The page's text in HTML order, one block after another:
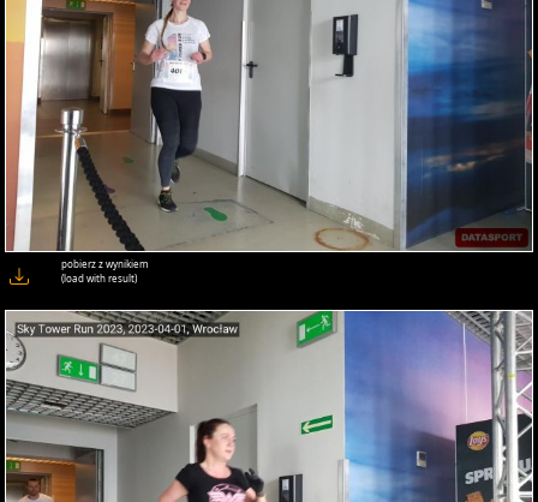
pobierz z wynikiem
(load with result)